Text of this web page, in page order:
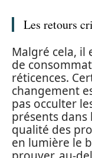
Les retours
Malgré cela, il
de
réticences.
changement
pas occulter
présents dans
qualité des
en lumière le